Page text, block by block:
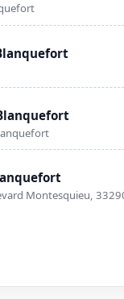
Montesquieu,